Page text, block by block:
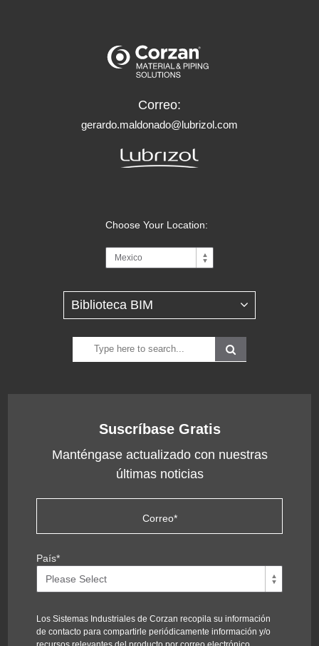
Correo:
gerardo.maldonado@lubrizol.com
Choose Your Location:
Suscríbase Gratis
Manténgase actualizado con nuestras
últimas noticias
País*
Los Sistemas Industriales de Corzan recopila su información
de contacto para compartirle periódicamente información y/o